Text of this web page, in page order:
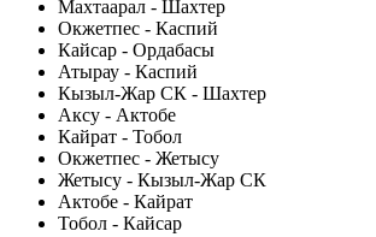
Махтаарал - Шахтер
Окжетпес - Каспий
Кайсар - Ордабасы
Атырау - Каспий
Кызыл-Жар СК - Шахтер
Аксу - Актобе
Кайрат - Тобол
Окжетпес - Жетысу
Жетысу - Кызыл-Жар СК
Актобе - Кайрат
Тобол - Кайсар